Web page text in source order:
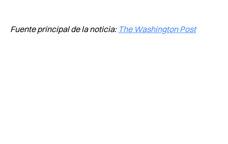
Fuente principal de la noticia: The Washington Post